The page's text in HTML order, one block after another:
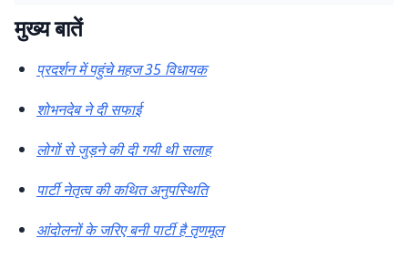
मुख्य बातें
प्रदर्शन में पहुंचे महज 35 विधायक
शोभनदेब ने दी सफाई
लोगों से जुड़ने की दी गयी थी सलाह
पार्टी नेतृत्व की कथित अनुपस्थिति
आंदोलनों के जरिए बनी पार्टी है तृणमूल